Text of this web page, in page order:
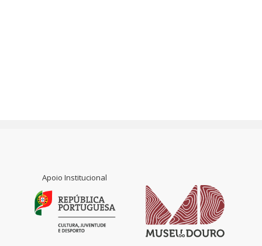
Apoio Institucional